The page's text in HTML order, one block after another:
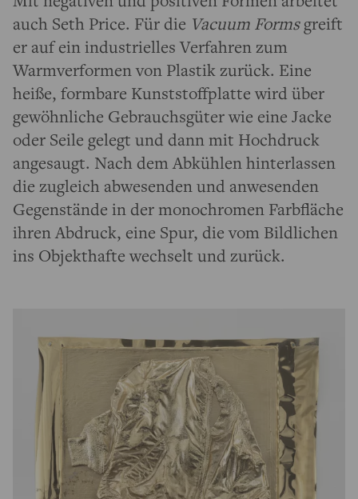
auch Seth Price. Für die Vacuum Formsgreift
er auf ein industrielles Verfahren zum
Warmverformen von Plastik zurück. Eine
heiße, formbare Kunststoffplatte wird über
gewöhnliche Gebrauchsgüter wie eine Jacke
oder Seile gelegt und dann mit Hochdruck
angesaugt. Nach dem Abkühlen hinterlassen
die zugleich abwesenden und anwesenden
Gegenstände in der monochromen Farbfläche
ihren Abdruck, eine Spur, die vom Bildlichen
ins Objekthafte wechselt und zurück.